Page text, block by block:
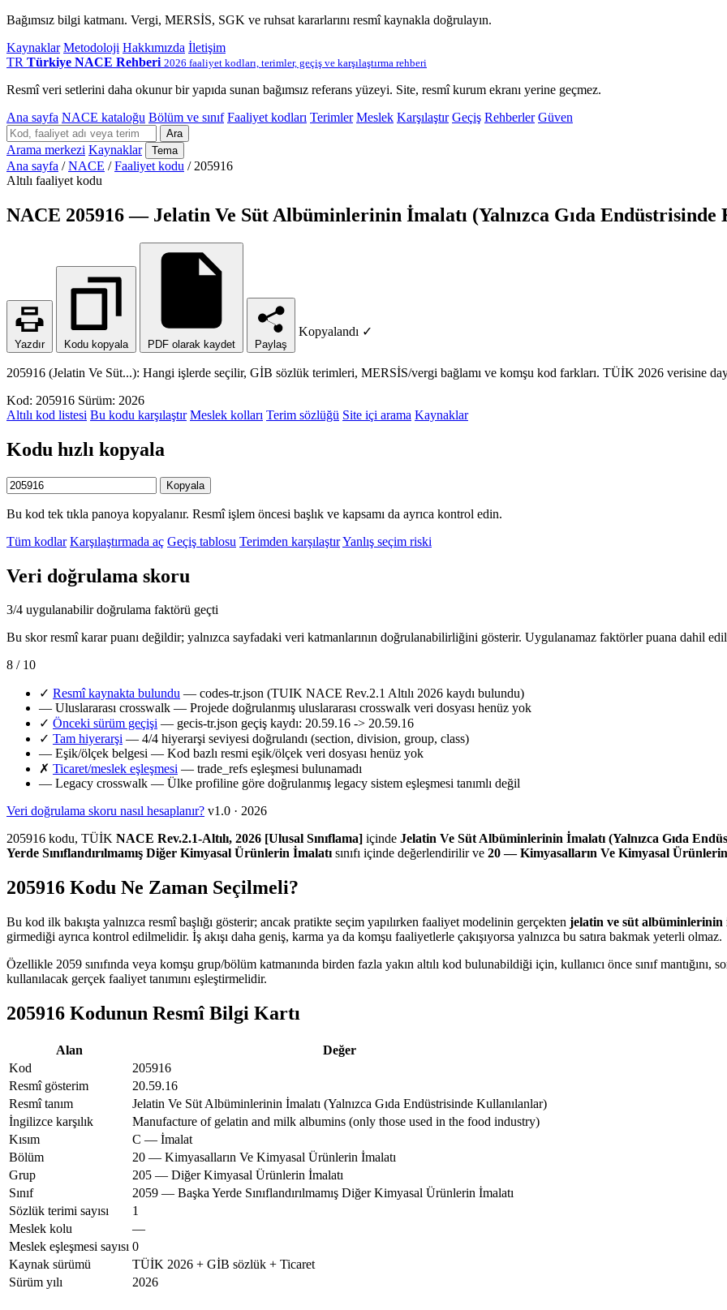
Bağımsız bilgi katmanı. Vergi, MERSİS, SGK ve ruhsat kararlarını resmî kaynakla doğrulayın.
Kaynaklar Metodoloji Hakkımızda İletişim
TR Türkiye NACE Rehberi 2026 faaliyet kodları, terimler, geçiş ve karşılaştırma rehberi
Resmî veri setlerini daha okunur bir yapıda sunan bağımsız referans yüzeyi. Site, resmî kurum ekranı yerine geçmez.
Ana sayfa NACE kataloğu Bölüm ve sınıf Faaliyet kodları Terimler Meslek Karşılaştır Geçiş Rehberler Güven
Ara
Arama merkezi Kaynaklar Tema
Ana sayfa / NACE / Faaliyet kodu / 205916
Altılı faaliyet kodu
NACE 205916 — Jelatin Ve Süt Albüminlerinin İmalatı (Yalnızca Gıda Endüstrisinde
Yazdır Kodu kopyala PDF olarak kaydet Paylaş
Kopyalandı ✓
205916 (Jelatin Ve Süt...): Hangi işlerde seçilir, GİB sözlük terimleri, MERSİS/vergi bağlamı ve komşu kod farkları. TÜİK 2026 verisine
Kod: 205916 Sürüm: 2026
Altılı kod listesi Bu kodu karşılaştır Meslek kolları Terim sözlüğü Site içi arama Kaynaklar
Kodu hızlı kopyala
Kopyala
Bu kod tek tıkla panoya kopyalanır. Resmî işlem öncesi başlık ve kapsamı da ayrıca kontrol edin.
Tüm kodlar Karşılaştırmada aç Geçiş tablosu Terimden karşılaştırYanlış seçim riski
Veri doğrulama skoru
3/4 uygulanabilir doğrulama faktörü geçti
Bu skor resmî karar puanı değildir; yalnızca sayfadaki veri katmanlarının doğrulanabilirliğini gösterir. Uygulanamaz faktörler puana dahil
8 / 10
✓ Resmî kaynakta bulundu — codes-tr.json (TUIK NACE Rev.2.1 Altılı 2026 kaydı bulundu)
— Uluslararası crosswalk — Projede doğrulanmış uluslararası crosswalk veri dosyası henüz yok
✓ Önceki sürüm geçişi — gecis-tr.json geçiş kaydı: 20.59.16 -> 20.59.16
✓ Tam hiyerarşi — 4/4 hiyerarşi seviyesi doğrulandı (section, division, group, class)
— Eşik/ölçek belgesi — Kod bazlı resmi eşik/ölçek veri dosyası henüz yok
✗ Ticaret/meslek eşleşmesi — trade_refs eşleşmesi bulunamadı
— Legacy crosswalk — Ülke profiline göre doğrulanmış legacy sistem eşleşmesi tanımlı değil
Veri doğrulama skoru nasıl hesaplanır? v1.0 · 2026
205916 kodu, TÜİK NACE Rev.2.1-Altılı, 2026 [Ulusal Sınıflama] içinde Jelatin Ve Süt Albüminlerinin İmalatı (Yalnızca Gıda
Yerde Sınıflandırılmamış Diğer Kimyasal Ürünlerin İmalatısınıfı içinde değerlendirilir ve 20 — Kimyasalların Ve Kimyasal
205916 Kodu Ne Zaman Seçilmeli?
Bu kod ilk bakışta yalnızca resmî başlığı gösterir; ancak pratikte seçim yapılırken faaliyet modelinin gerçekten jelatin ve süt albüminlerinin
girmediği ayrıca kontrol edilmelidir. İş akışı daha geniş, karma ya da komşu faaliyetlerle çakışıyorsa yalnızca bu satıra bakmak yeterli olmaz.
Özellikle 2059 sınıfında veya komşu grup/bölüm katmanında birden fazla yakın altılı kod bulunabildiği için, kullanıcı önce sınıf
kullanılacak gerçek faaliyet tanımını eşleştirmelidir.
205916 Kodunun Resmî Bilgi Kartı
Alan
Değer
Kod
205916
Resmî gösterim
20.59.16
Resmî tanım
Jelatin Ve Süt Albüminlerinin İmalatı (Yalnızca Gıda Endüstrisinde Kullanılanlar)
İngilizce karşılık
Manufacture of gelatin and milk albumins (only those used in the food industry)
Kısım
C — İmalat
Bölüm
20 — Kimyasalların Ve Kimyasal Ürünlerin İmalatı
Grup
205 — Diğer Kimyasal Ürünlerin İmalatı
Sınıf
2059 — Başka Yerde Sınıflandırılmamış Diğer Kimyasal Ürünlerin İmalatı
Sözlük terimi sayısı
1
Meslek kolu
—
Meslek eşleşmesi sayısı 0
Kaynak sürümü
TÜİK 2026 + GİB sözlük + Ticaret
Sürüm yılı
2026